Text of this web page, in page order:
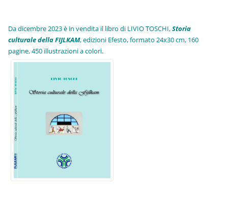
Da dicembre 2023 è in vendita il libro di LIVIO TOSCHI,Storia
culturale della FIJLKAM, edizioni Efesto, formato 24x30 cm, 160
pagine, 450 illustrazioni a colori.